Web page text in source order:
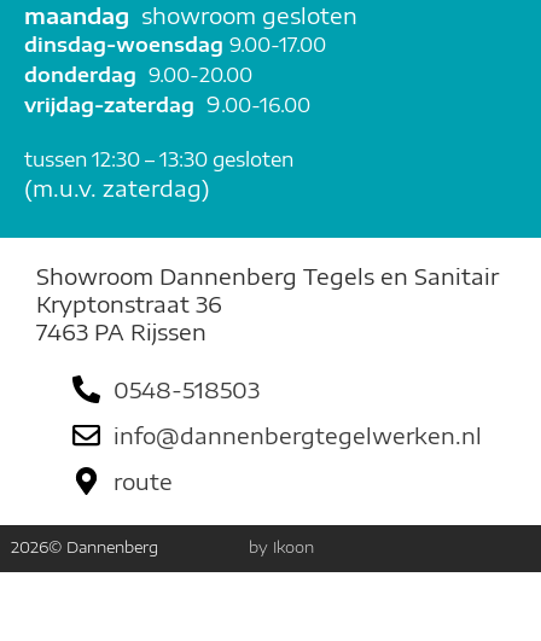
maandag showroom gesloten
dinsdag-woensdag 9.00-17.00
donderdag 9.00-20.00
vrijdag-zaterdag 9.00-16.00
tussen 12:30 – 13:30 gesloten
(m.u.v. zaterdag)
Showroom Dannenberg Tegels en Sanitair
Kryptonstraat 36
7463 PA Rijssen
0548-518503
info@dannenbergtegelwerken.nl
route
2026© Dannenberg by Ikoon